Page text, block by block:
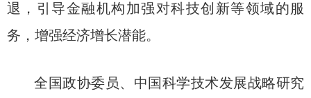
退，引导金融机构加强对科技创新等领域的服
务，增强经济增长潜能。
全国政协委员、中国科学技术发展战略研究